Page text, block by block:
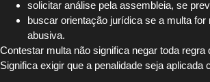
solicitar análise pela assembleia, se
buscar orientação jurídica se a multa for
abusiva.
Contestar multa não significa negar toda regra
Significa exigir que a penalidade seja aplicada